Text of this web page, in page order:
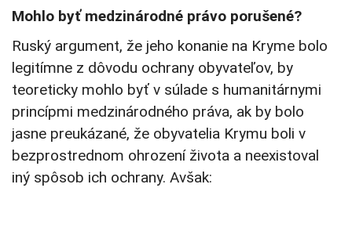
Mohlo byť medzinárodné právo porušené?
Ruský argument, že jeho konanie na Kryme bolo
legitímne z dôvodu ochrany obyvateľov, by
teoreticky mohlo byť v súlade s humanitárnymi
princípmi medzinárodného práva, ak by bolo
jasne preukázané, že obyvatelia Krymu boli v
bezprostrednom ohrození života a neexistoval
iný spôsob ich ochrany. Avšak: